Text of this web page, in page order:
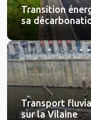
Transition
sa
Transport
sur la Vilaine